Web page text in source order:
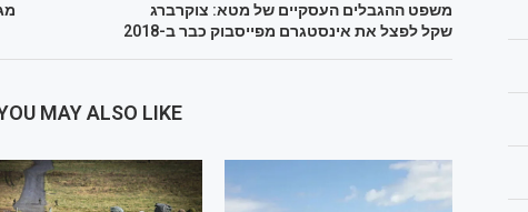
משפט ההגבלים העסקיים של מטא: צוקרברג
שקל לפצל את אינסטגרם מפייסבוק כבר ב-2018
MAY ALSO LIKE